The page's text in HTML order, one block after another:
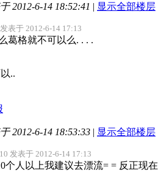
2012-6-14 18:52:41 | 显示全部楼层
表于 2012-6-14 17:13
葛格就不可以么. . . .
..
2012-6-14 18:53:33 | 显示全部楼层
发表于 2012-6-14 17:13
个人以上我建议去漂流= = 反正现